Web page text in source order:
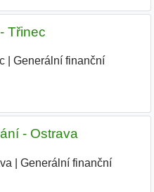
Třinec
|
Generální finanční
- Ostrava
Generální finanční